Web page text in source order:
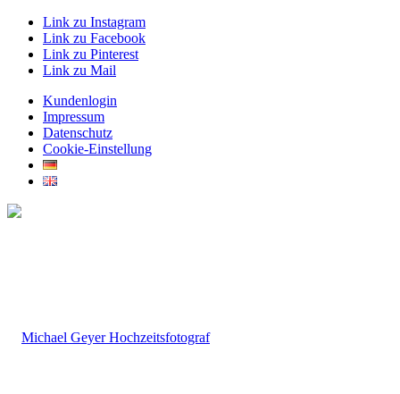
Link zu Instagram
Link zu Facebook
Link zu Pinterest
Link zu Mail
Kundenlogin
Impressum
Datenschutz
Cookie-Einstellung